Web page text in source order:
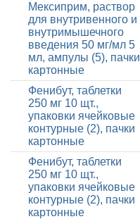
Мексиприм, раствор
для внутривенного и
внутримышечного
введения 50 мг/мл 5
мл, ампулы (5), пачки
картонные
Фенибут, таблетки
250 мг 10 щт.,
упаковки ячейковые
контурные (2), пачки
картонные
Фенибут, таблетки
250 мг 10 щт.,
упаковки ячейковые
контурные (2), пачки
картонные